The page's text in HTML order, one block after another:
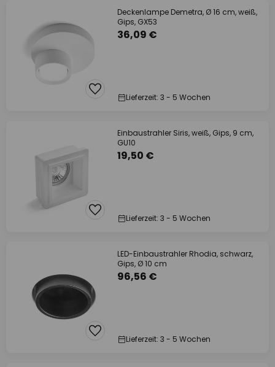
Deckenlampe Demetra, Ø 16 cm, weiß,
Gips, GX53
36,09 €
Lieferzeit: 3 - 5 Wochen
Einbaustrahler Siris, weiß, Gips, 9 cm,
GU10
19,50 €
Lieferzeit: 3 - 5 Wochen
LED-Einbaustrahler Rhodia, schwarz,
Gips, Ø 10 cm
96,56 €
Lieferzeit: 3 - 5 Wochen